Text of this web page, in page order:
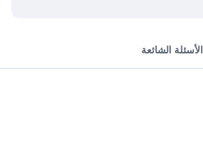
الأسئلة الشائعة